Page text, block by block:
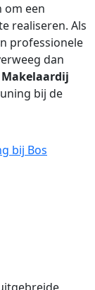
om een
realiseren. Als
professionele
dan
Makelaardij
bij de
bij Bos